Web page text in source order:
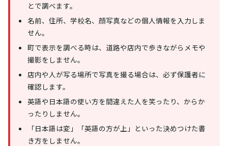
とで調べます。
名前、住所、学校名、顔写真などの個人情報を入力しま
せん。
町で表示を調べる時は、道路や店内で歩きながらメモや
撮影をしません。
店内や人が写る場所で写真を撮る場合は、必ず保護者に
確認します。
英語や日本語の使い方を間違えた人を笑ったり、からか
ったりしません。
「日本語は変」「英語の方が上」といった決めつけた書
き方をしません。